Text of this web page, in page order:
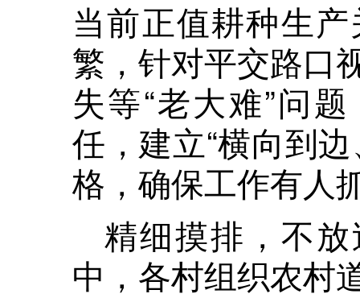
当前正值耕种生
繁，针对平交路口
失等“老大难”问
任，建立“横向到
格，确保工作有人
精细摸排，不
中，各村组织农村